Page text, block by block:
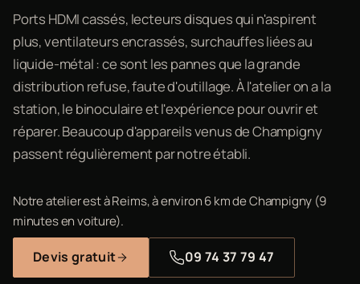
Ports HDMI cassés, lecteurs disques qui n'aspirent
plus, ventilateurs encrassés, surchauffes liées au
liquide-métal : ce sont les pannes que la grande
distribution refuse, faute d'outillage. À l'atelier on a la
station, le binoculaire et l'expérience pour ouvrir et
réparer. Beaucoup d'appareils venus de Champigny
passent régulièrement par notre établi.
Notre atelier est à Reims, à environ 6 km de Champigny (9
minutes en voiture).
Devis gratuit 09 74 37 79 47